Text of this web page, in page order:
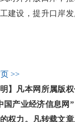
建设，提升口岸
>>
凡本网所属版权
国产业经济信息网
权力。凡转载文章